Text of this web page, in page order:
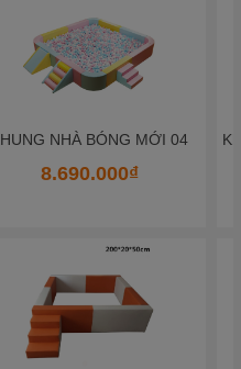
K
hung nhà bóng mềm bọc da 02
652.500₫